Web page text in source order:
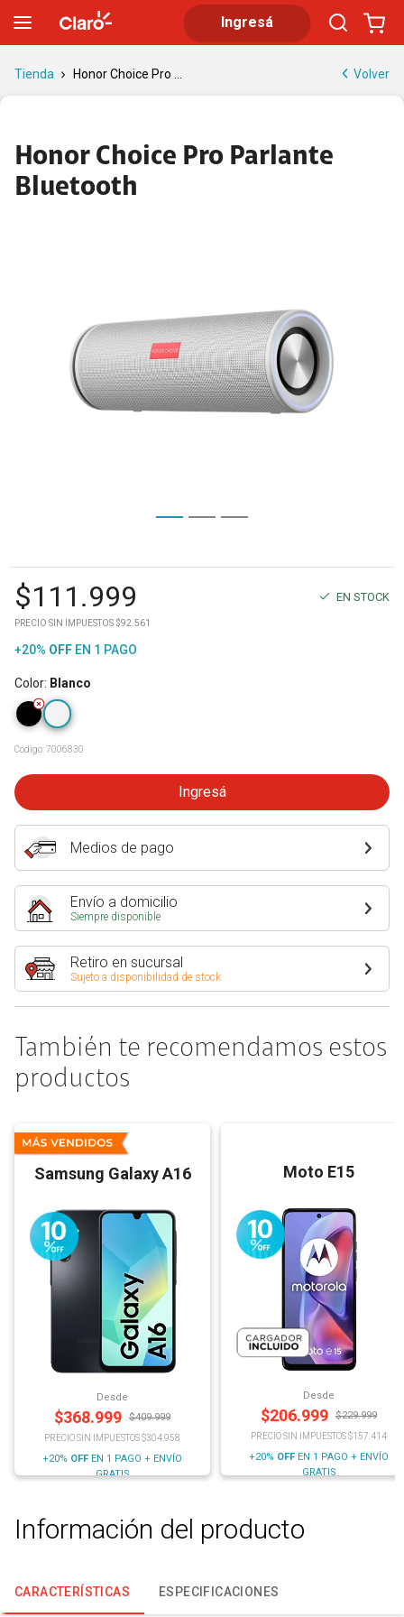
Ingresá
Tienda Honor Choice Pro ... Volver
Honor Choice Pro Parlante
Bluetooth
$111.999 EN STOCK
PRECIO SIN IMPUESTOS $92.561
+20% OFF EN 1 PAGO
Color: Blanco
Código:7006830
Ingresá
Medios de pago
Envío a domicilio
Siempre disponible
Retiro en sucursal
Sujeto a disponibilidad de stock
También te recomendamos estos
productos
Samsung Galaxy A16
Desde
$368.999 $409.999
PRECIO SIN IMPUESTOS $304.958
+20% OFF EN 1 PAGO + ENVÍO
GRATIS
Moto E15
Desde
$206.999 $229.999
PRECIO SIN IMPUESTOS $157.414
+20% OFF EN 1 PAGO + ENVÍO
GRATIS
Información del producto
CARACTERÍSTICAS ESPECIFICACIONES
Honor Choice Pro Parlante Bluetooth | Tienda Claro